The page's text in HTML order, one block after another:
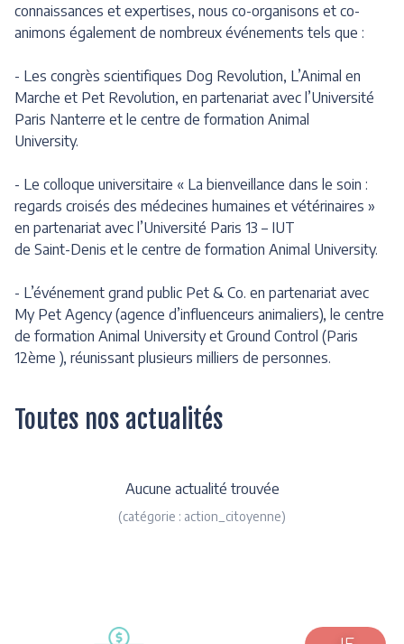
connaissances et expertises, nous co-organisons et co-
animons également de nombreux événements tels que :
- Les congrès scientifiques Dog Revolution, L’Animal en
Marche et Pet Revolution, en partenariat avec l’Université
Paris Nanterre et le centre de formation Animal
University.
- Le colloque universitaire « La bienveillance dans le soin :
regards croisés des médecines humaines et vétérinaires »
en partenariat avec l’Université Paris 13 – IUT
de Saint-Denis et le centre de formation Animal University.
- L’événement grand public Pet & Co. en partenariat avec
My Pet Agency (agence d’influenceurs animaliers), le centre
de formation Animal University et Ground Control (Paris
12ème ), réunissant plusieurs milliers de personnes.
Toutes nos actualités
Aucune actualité trouvée
(catégorie : action_citoyenne)